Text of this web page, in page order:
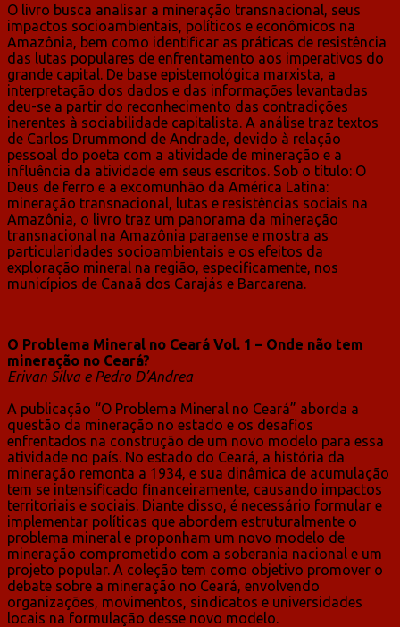
O livro busca analisar a mineração transnacional, seus
impactos socioambientais, políticos e econômicos na
Amazônia, bem como identificar as práticas de resistência
das lutas populares de enfrentamento aos imperativos do
grande capital. De base epistemológica marxista, a
interpretação dos dados e das informações levantadas
deu-se a partir do reconhecimento das contradições
inerentes à sociabilidade capitalista. A análise traz textos
de Carlos Drummond de Andrade, devido à relação
pessoal do poeta com a atividade de mineração e a
influência da atividade em seus escritos. Sob o título: O
Deus de ferro e a excomunhão da América Latina:
mineração transnacional, lutas e resistências sociais na
Amazônia, o livro traz um panorama da mineração
transnacional na Amazônia paraense e mostra as
particularidades socioambientais e os efeitos da
exploração mineral na região, especificamente, nos
municípios de Canaã dos Carajás e Barcarena.
O Problema Mineral no Ceará Vol. 1 – Onde não tem
mineração no Ceará?
Erivan Silva e Pedro D’Andrea
A publicação “O Problema Mineral no Ceará” aborda a
questão da mineração no estado e os desafios
enfrentados na construção de um novo modelo para essa
atividade no país. No estado do Ceará, a história da
mineração remonta a 1934, e sua dinâmica de acumulação
tem se intensificado financeiramente, causando impactos
territoriais e sociais. Diante disso, é necessário formular e
implementar políticas que abordem estruturalmente o
problema mineral e proponham um novo modelo de
mineração comprometido com a soberania nacional e um
projeto popular. A coleção tem como objetivo promover o
debate sobre a mineração no Ceará, envolvendo
organizações, movimentos, sindicatos e universidades
locais na formulação desse novo modelo.